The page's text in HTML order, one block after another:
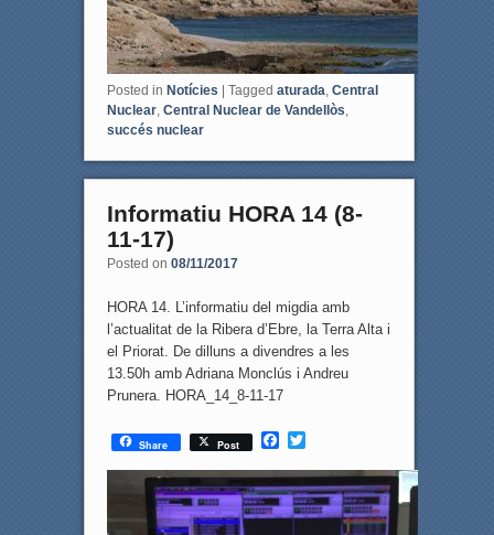
Posted in Notícies Tagged aturada, Central
Nuclear, Central Nuclear de Vandellòs,
succés nuclear
Informatiu HORA 14 (8-
11-17)
Posted on 08/11/2017
HORA 14. L’informatiu del migdia amb
l’actualitat de la Ribera d’Ebre, la Terra Alta i
el Priorat. De dilluns a divendres a les
13.50h amb Adriana Monclús i Andreu
Prunera. HORA_14_8-11-17
Share Post
F
c
e
b
T
i
t
t